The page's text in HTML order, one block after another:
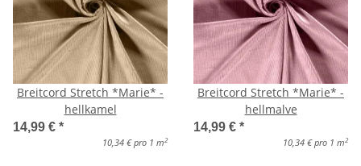
Breitcord Stretch *Marie* -
hellkamel
14,99 € *
10,34 € pro 1 m 2
Breitcord Stretch *Marie* -
hellmalve
14,99 € *
10,34 € pro 1 m 2